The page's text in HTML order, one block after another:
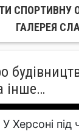
СПОРТИВНУ
ГАЛЕРЕЯ
інше…
У Херсоні під